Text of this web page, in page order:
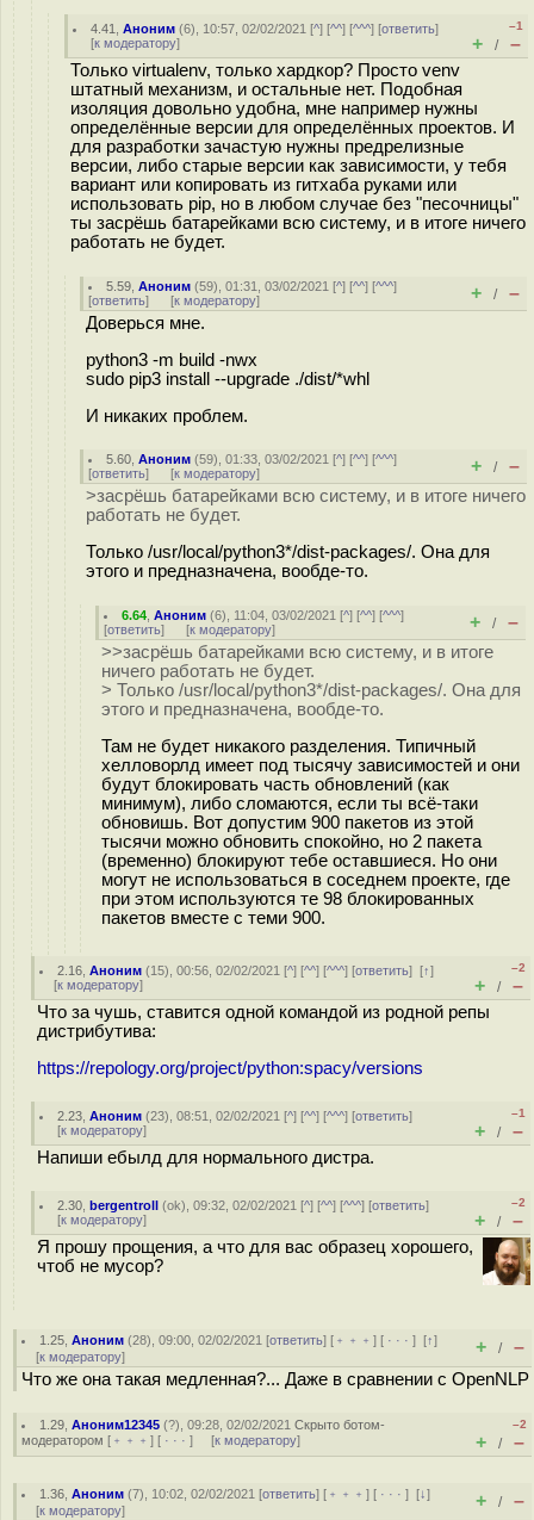
4.41 ,Аноним (6), 10:57, 02/02/2021 [^] [^^] [^^^] [ответить]
[к модератору]
–1
+ / –
Только virtualenv, только хардкор? Просто venv
штатный механизм, и остальные нет. Подобная
изоляция довольно удобна, мне например нужны
определённые версии для определённых проектов. И
для разработки зачастую нужны предрелизные
версии, либо старые версии как зависимости, у тебя
вариант или копировать из гитхаба руками или
использовать pip, но в любом случае без "песочницы"
ты засрёшь батарейками всю систему, и в итоге ничего
работать не будет.
5.59 ,Аноним (59), 01:31, 03/02/2021 [^] [^^] [^^^]
[ответить] [к модератору] + / –
Доверься мне.
python3 -m build -nwx
sudo pip3 install --upgrade ./dist/*whl
И никаких проблем.
5.60 ,Аноним (59), 01:33, 03/02/2021 [^] [^^] [^^^]
[ответить] [к модератору] + / –
>засрёшь батарейками всю систему, и в итоге ничего
работать не будет.
Только /usr/local/python3*/dist-packages/. Она для
этого и предназначена, вообде-то.
6.64 ,Аноним (6), 11:04, 03/02/2021 [^] [^^] [^^^]
[ответить] [к модератору] + / –
>>засрёшь батарейками всю систему, и в итоге
ничего работать не будет.
> Только /usr/local/python3*/dist-packages/. Она для
этого и предназначена, вообде-то.
Там не будет никакого разделения. Типичный
хелловорлд имеет под тысячу зависимостей и они
будут блокировать часть обновлений (как
минимум), либо сломаются, если ты всё-таки
обновишь. Вот допустим 900 пакетов из этой
тысячи можно обновить спокойно, но 2 пакета
(временно) блокируют тебе оставшиеся. Но они
могут не использоваться в соседнем проекте, где
при этом используются те 98 блокированных
пакетов вместе с теми 900.
2.16 ,Аноним (15), 00:56, 02/02/2021 [^] [^^] [^^^] [ответить][↑]
[к модератору]
–2
+ / –
Что за чушь, ставится одной командой из родной репы
дистрибутива:
https://repology.org/project/python:spacy/versions
2.23 ,Аноним (23), 08:51, 02/02/2021 [^] [^^] [^^^] [ответить]
[к модератору]
–1
+ / –
Напиши ебылд для нормального дистра.
2.30 ,bergentroll (ok), 09:32, 02/02/2021 [^] [^^] [^^^] [ответить]
[к модератору]
–2
+ / –
Я прошу прощения, а что для вас образец хорошего,
чтоб не мусор?
1.25 ,Аноним (28), 09:00, 02/02/2021 [ответить] [ ﹢﹢﹢] [ · · ·][↑]
[к модератору] + / –
Что же она такая медленная?... Даже в сравнении с OpenNLP
1.29 ,Аноним12345 (?), 09:28, 02/02/2021Скрыто ботом-
модератором [ ﹢﹢﹢ ] [ · · · ] [к модератору]
–2
+ / –
1.36 ,Аноним (7), 10:02, 02/02/2021 [ответить] [ ﹢﹢﹢] [ · · ·][↓]
[к модератору] + / –